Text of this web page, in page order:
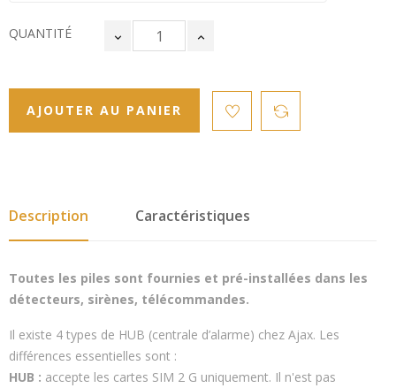
QUANTITÉ
AJOUTER AU PANIER
Description Caractéristiques
Toutes les piles sont fournies et pré-installées dans les
détecteurs, sirènes, télécommandes.
Il existe 4 types de HUB (centrale d’alarme) chez Ajax. Les
différences essentielles sont :
HUB : accepte les cartes SIM 2 G uniquement. Il n'est pas